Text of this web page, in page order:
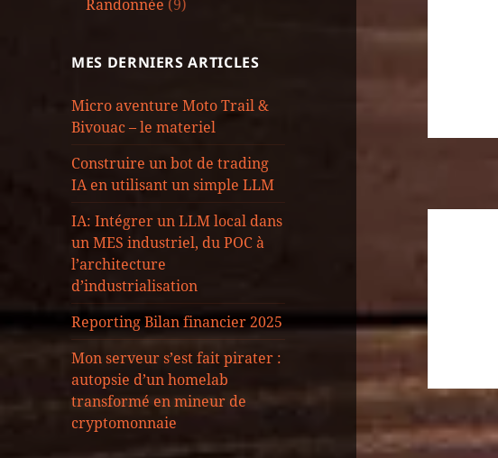
Randonnée (9)
MES DERNIERS ARTICLES
Micro aventure Moto Trail &
Bivouac – le materiel
Construire un bot de trading
IA en utilisant un simple LLM
IA: Intégrer un LLM local dans
un MES industriel, du POC à
l’architecture
d’industrialisation
Reporting Bilan financier 2025
Mon serveur s’est fait pirater :
autopsie d’un homelab
transformé en mineur de
cryptomonnaie